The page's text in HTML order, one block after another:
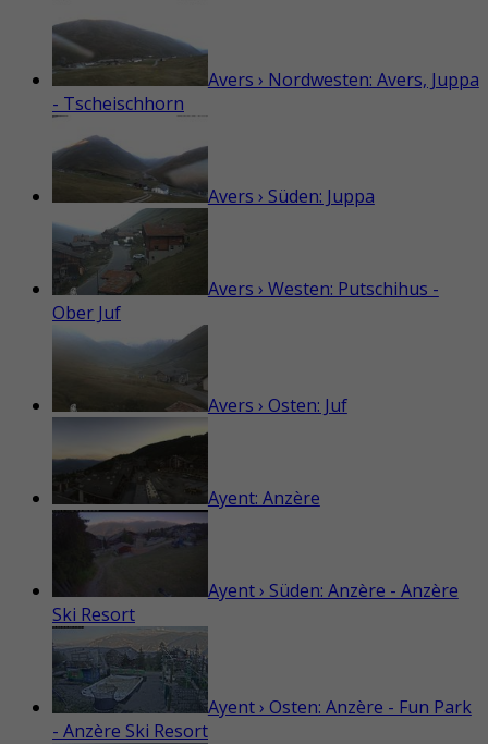
Avers › Nordwesten: Avers, Juppa
- Tscheischhorn
Avers › Süden: Juppa
Avers › Westen: Putschihus -
Ober Juf
Avers › Osten: Juf
Ayent: Anzère
Ayent › Süden: Anzère - Anzère
Ski Resort
Ayent › Osten: Anzère - Fun Park
- Anzère Ski Resort